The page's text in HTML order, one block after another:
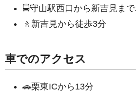
🚍守山駅西口から新吉見ま
🚶新吉見から徒歩3分
車でのアクセス
🚗栗東ICから13分